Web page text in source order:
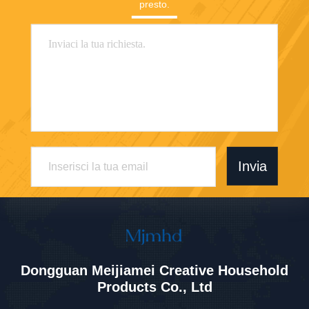
presto.
Invia
Dongguan Meijiamei Creative Household
Products Co., Ltd